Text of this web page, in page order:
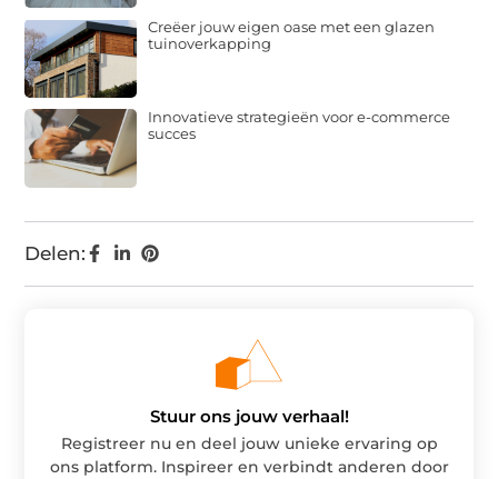
Delen:
Creëer jouw eigen oase met een glazen
tuinoverkapping
Innovatieve strategieën voor e-commerce
succes
Stuur ons jouw verhaal!
Registreer nu en deel jouw unieke ervaring op
ons platform. Inspireer en verbindt anderen door